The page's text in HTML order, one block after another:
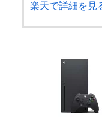
楽天で詳細を見